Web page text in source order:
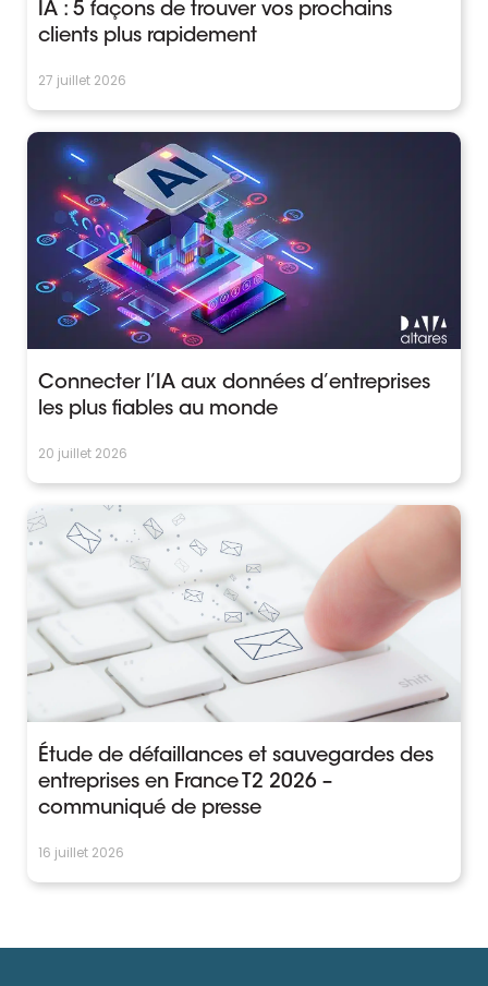
IA : 5 façons de trouver vos prochains
clients plus rapidement
27 juillet 2026
Connecter l’IA aux données d’entreprises
les plus fiables au monde
20 juillet 2026
Étude de défaillances et sauvegardes des
entreprises en France T2 2026 –
communiqué de presse
16 juillet 2026